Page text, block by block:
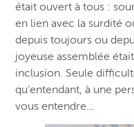
était ouvert à tous :
en lien avec la surdité
depuis toujours ou
joyeuse assemblée
inclusion. Seule
qu’entendant, à une
vous entendre…